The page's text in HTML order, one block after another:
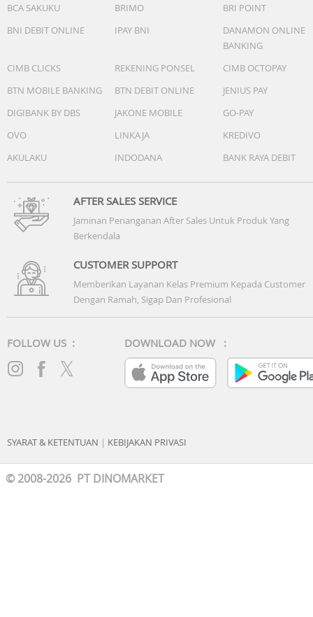
berbeda karena sistem dan aplikasi bawaan
BCA SAKUKU
BRIMO
BRI POINT
BNI DEBIT ONLINE
IPAY BNI
DANAMON ONLINE
BANKING
CIMB CLICKS
REKENING PONSEL
CIMB OCTOPAY
BTN MOBILE BANKING
BTN DEBIT ONLINE
JENIUS PAY
DIGIBANK BY DBS
JAKONE MOBILE
GO-PAY
OVO
LINKAJA
KREDIVO
AKULAKU
INDODANA BANK RAYA DEBIT
AFTER SALES SERVICE
Jaminan Penanganan After Sales Untuk Produk Yang
Berkendala
CUSTOMER SUPPORT
Memberikan Layanan Kelas Premium Kepada Customer
Dengan Ramah, Sigap Dan Profesional
FOLLOW US : DOWNLOAD NOW :
SYARAT & KETENTUAN | KEBIJAKAN PRIVASI
© 2008-2026 PT DINOMARKET